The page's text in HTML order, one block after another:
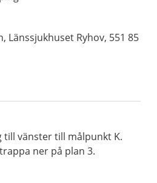
Länssjukhuset Ryhov, 551 85
till vänster till målpunkt K.
ner på plan 3.